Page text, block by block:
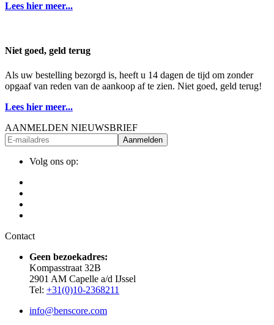
Lees hier meer...
Niet goed, geld terug
Als uw bestelling bezorgd is, heeft u 14 dagen de tijd om zonder
opgaaf van reden van de aankoop af te zien. Niet goed, geld terug!
Lees hier meer...
AANMELDEN NIEUWSBRIEF
Aanmelden
Volg ons op:
Contact
Geen bezoekadres:
Kompasstraat 32B
2901 AM Capelle a/d IJssel
Tel: +31(0)10-2368211
info@benscore.com